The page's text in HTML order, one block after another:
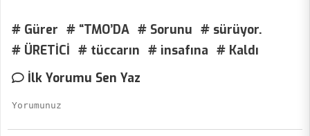
# Gürer # “TMO’DA # Sorunu # sürüyor.
# ÜRETİCİ # tüccarın # insafına # Kaldı
İlk Yorumu Sen Yaz